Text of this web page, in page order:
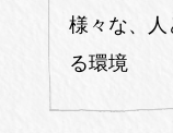
様々な、人
る環境